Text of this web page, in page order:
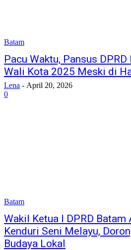
Batam
Pacu Waktu, Pansus
Wali Kota 2025 Meski di
Lena - April 20, 2026
0
Batam
Wakil Ketua I DPRD
Kenduri Seni Melayu,
Budaya Lokal